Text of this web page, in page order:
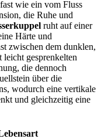
wie ein vom Fluss
die Ruhe und
ruht auf einer
Härte und
zwischen dem dunklen,
leicht gesprenkelten
die dennoch
über die
wodurch eine vertikale
und gleichzeitig eine